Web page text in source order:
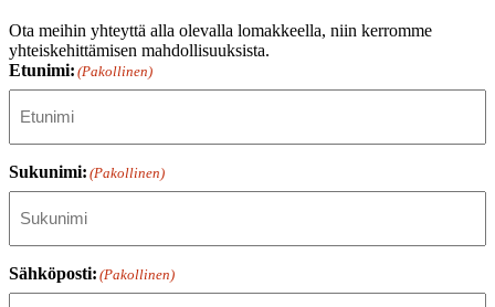
Ota meihin yhteyttä alla olevalla lomakkeella, niin kerromme
yhteiskehittämisen mahdollisuuksista.
Etunimi: (Pakollinen)
Sukunimi: (Pakollinen)
Sähköposti: (Pakollinen)